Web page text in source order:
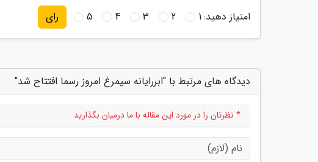
امتیاز دهید:1
2
3
4
5 رای
دیدگاه های مرتبط با "ابررایانه سیمرغ امروز رسما افتتاح شد"
* نظرتان را در مورد این مقاله با ما درمیان بگذارید